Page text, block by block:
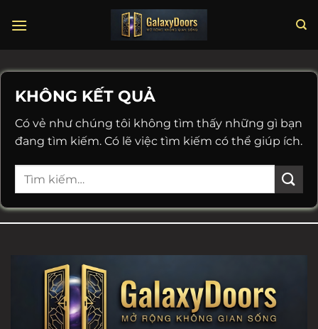
đến
KHÔNG KẾT QUẢ
Có vẻ như chúng tôi không tìm thấy những gì bạn
đang tìm kiếm. Có lẽ việc tìm kiếm có thể giúp ích.